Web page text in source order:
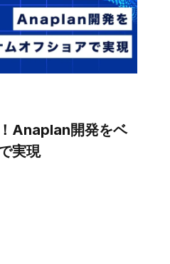
Anaplan開発をベ
実現